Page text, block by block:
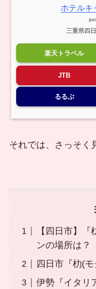
ホテルキ
三重県四
楽天トラベル
JTB
るるぶ
それでは、さっそく
【四日市】
ンの場所は？
四日市『朸(
伊勢『イタリ